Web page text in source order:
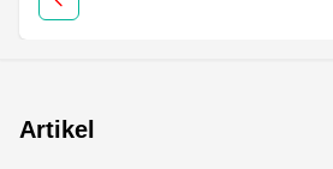
Artikel